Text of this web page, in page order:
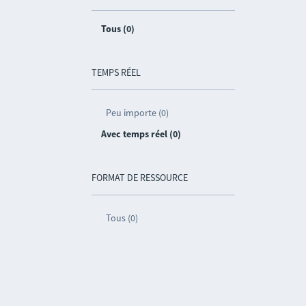
Tous (0)
TEMPS RÉEL
Peu importe (0)
Avec temps réel (0)
FORMAT DE RESSOURCE
Tous (0)